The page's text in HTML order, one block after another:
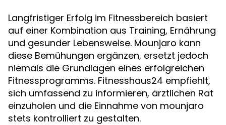
Langfristiger Erfolg im Fitnessbereich basiert
auf einer Kombination aus Training, Ernährung
und gesunder Lebensweise. Mounjaro kann
diese Bemühungen ergänzen, ersetzt jedoch
niemals die Grundlagen eines erfolgreichen
Fitnessprogramms. Fitnesshaus24 empfiehlt,
sich umfassend zu informieren, ärztlichen Rat
einzuholen und die Einnahme von mounjaro
stets kontrolliert zu gestalten.